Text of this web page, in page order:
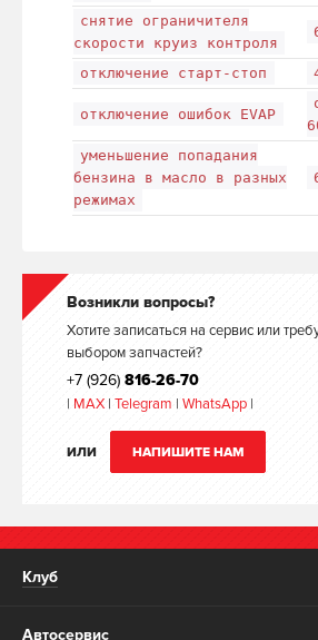
снятие ограничителя
скорости круиз контроля
отключение старт-стоп
отключение ошибок EVAP
уменьшение попадания
бензина в масло в разных
режимах
Возникли вопросы?
Хотите записаться на сервис или
выбором запчастей?
+7 (926) 816-26-70
| MAX | Telegram | WhatsApp |
ИЛИ НАПИШИТЕ НАМ
Клуб
Автосервис